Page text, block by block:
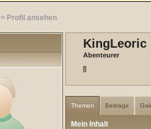
> Profil ansehen
KingLeoric
Abenteurer
Themen Beiträge
Mein Inhalt